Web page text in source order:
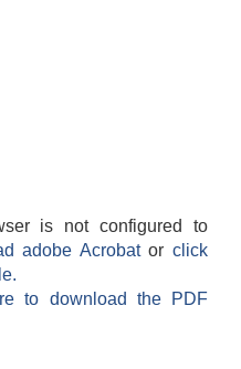
is not configured to
adobe Acrobatorclick
to download the PDF